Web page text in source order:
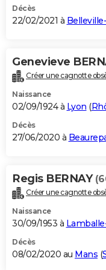
Décès
22/02/2021 à
Genevieve
Créer une cagnotte
Naissance
02/09/1924 à Lyon (
Décès
27/06/2020 à
Regis BERNAY
Créer une cagnotte
Naissance
30/09/1953 à
Décès
08/02/2020 au Mans (